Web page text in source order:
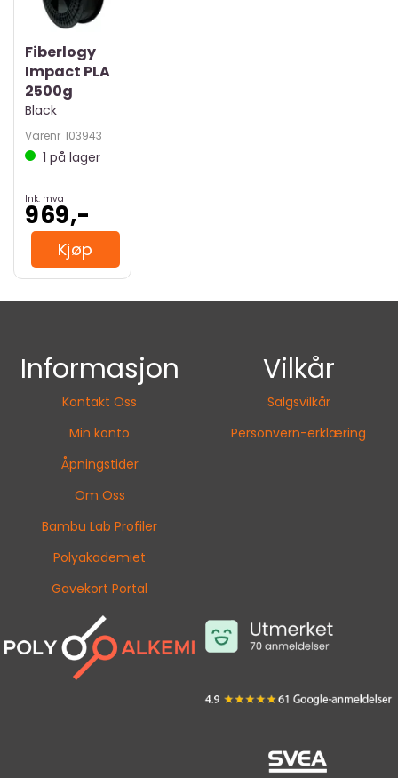
Fiberlogy
Impact PLA
2500g
Black
Varenr 103943
1 på lager
Ink. mva
969,-
Kjøp
Informasjon
Kontakt Oss
Min konto
Åpningstider
Om Oss
Bambu Lab Profiler
Polyakademiet
Gavekort Portal
Vilkår
Salgsvilkår
Personvern-erklæring